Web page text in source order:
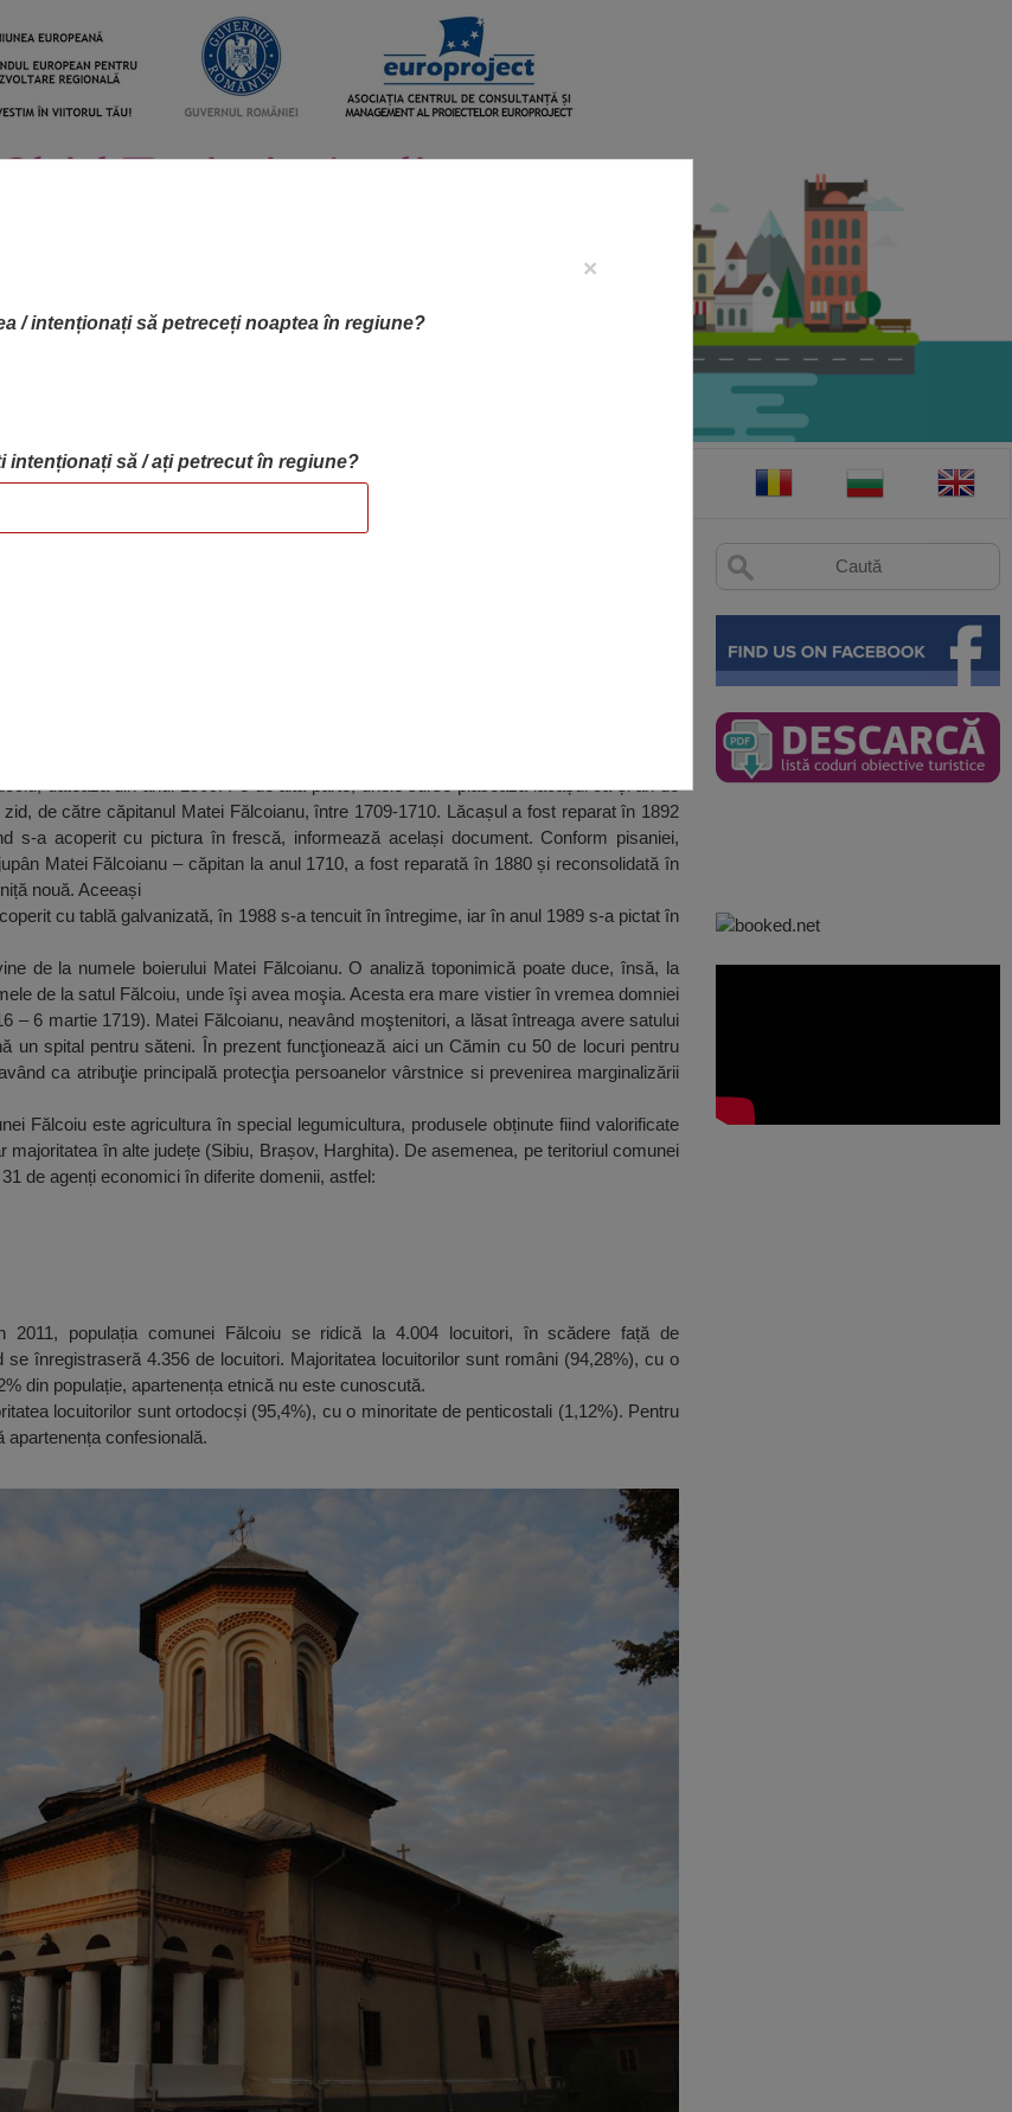
OBIECTIVE
datează din anul 1509. Pe de altă parte, unele surse plasează lăcașul ca și an de
de către căpitanul Matei Fălcoianu, între 1709-1710. Lăcașul a fost reparat în 1892
s-a acoperit cu pictura în frescă, informează același document. Conform pisaniei,
Matei Fălcoianu – căpitan la anul 1710, a fost reparată în 1880 și reconsolidată în
nouă. Aceeași
cu tablă galvanizată, în 1988 s-a tencuit în întregime, iar în anul 1989 s-a pictat în
de la numele boierului Matei Fălcoianu. O analiză toponimică poate duce, însă, la
de la satul Fălcoiu, unde îşi avea moşia. Acesta era mare vistier în vremea domniei
– 6 martie 1719). Matei Fălcoianu, neavând moştenitori, a lăsat întreaga avere satului
un spital pentru săteni. În prezent funcţionează aici un Cămin cu 50 de locuri pentru
ca atribuţie principală protecţia persoanelor vârstnice si prevenirea marginalizării
Fălcoiu este agricultura în special legumicultura, produsele obținute fiind valorificate
majoritatea în alte județe (Sibiu, Brașov, Harghita). De asemenea, pe teritoriul comunei
de agenți economici în diferite domenii, astfel:
2011, populația comunei Fălcoiu se ridică la 4.004 locuitori, în scădere față de
se înregistraseră 4.356 de locuitori. Majoritatea locuitorilor sunt români (94,28%), cu o
din populație, apartenența etnică nu este cunoscută.
locuitorilor sunt ortodocși (95,4%), cu o minoritate de penticostali (1,12%). Pentru
apartenența confesională.
×
/ intenționați să petreceți noaptea în regiune?
intenționați să / ați petrecut în regiune?